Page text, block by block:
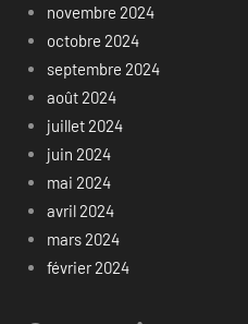
novembre 2024
octobre 2024
septembre 2024
août 2024
juillet 2024
juin 2024
mai 2024
avril 2024
mars 2024
février 2024